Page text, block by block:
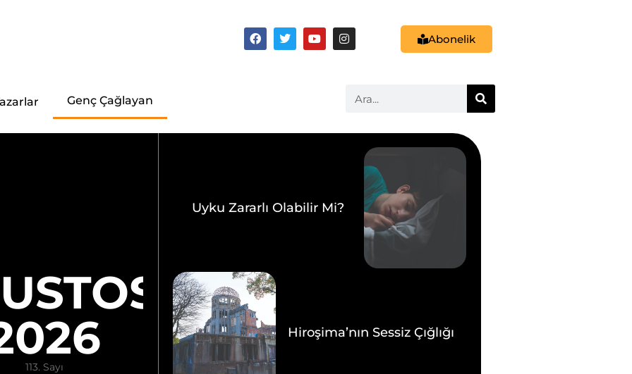
Abonelik
Genç Çağlayan
113. Sayı
Uyku Zararlı Olabilir Mi?
Hiroşima’nın Sessiz Çığlığı